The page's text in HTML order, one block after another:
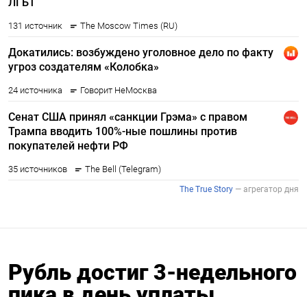
Рубль достиг 3-недельного